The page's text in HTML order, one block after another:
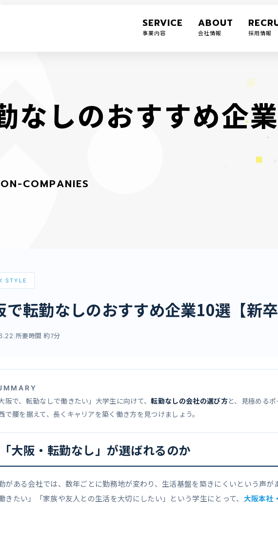
SERVICE
事業内容
ABOUT
会社情報 採用情報
なしのおすすめ企業
ON-COMPANIES
STYLE
で転勤なしのおすすめ企業10選【新卒
|所要時間 約7分
大阪で、転勤なしで働きたい」大学生に向けて、転勤なしの会社の選び方と、見極める
で腰を据えて、長くキャリアを築く働き方を見つけましょう。
大阪・転勤なし」が選ばれるのか
がある会社では、数年ごとに勤務地が変わり、生活基盤を築きにくいという声が
きたい」「家族や友人との生活を大切にしたい」という学生にとって、 大阪本社